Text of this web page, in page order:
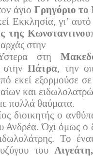
άγιο Γρηγόριο το
Εκκλησία, γι’
της
στην
στη
στηνΠάτρα, την
εκεί εξορμούσε
και
πολλά θαύματα.
διοικητής ο
Ανδρέα. Όχι όμως ο
Το
του